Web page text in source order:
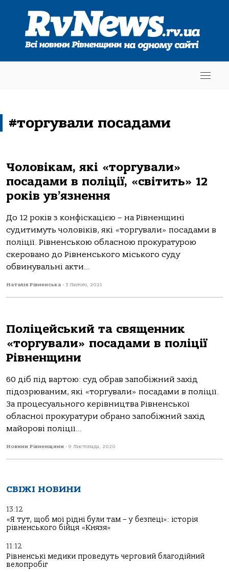
#торгували посадами
Чоловікам, які «торгували»
посадами в поліції, «світить» 12
років ув’язнення
До 12 років з конфіскацією – на Рівненщині
судитимуть чоловіків, які «торгували» посадами в
поліції. Рівненською обласною прокуратурою
скеровано до Рівненського міського суду
обвинувальні акти...
Наталія Рівненська - 3 Лютого, 2021
Поліцейський та священник
«торгували» посадами в поліції
Рівненщини
60 діб під вартою: суд обрав запобіжний захід
підозрюваним, які «торгували» посадами в поліції.
За процесуального керівництва Рівненської
обласної прокуратури обрано запобіжний захід
майорові поліції...
Новини Рівненщини - 9 Листопада, 2020
СВІЖІ НОВИНИ
13:12
«Я тут, щоб мої рідні були там – у безпеці»: історія
рівненського бійця «Князя»
11:12
Рівненські медики проведуть черговий благодійний
велопробіг